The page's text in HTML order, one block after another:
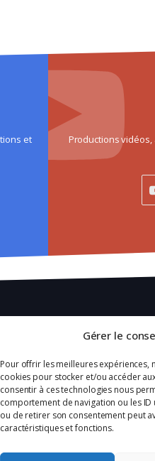
Gérer le
Pour offrir les meilleures expériences,
cookies pour stocker et/ou accéder
consentir à ces technologies nous
comportement de navigation ou les
ou de retirer son consentement peut
caractéristiques et fonctions.
et
Productions